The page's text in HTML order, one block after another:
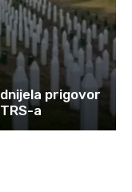
prigovor
a